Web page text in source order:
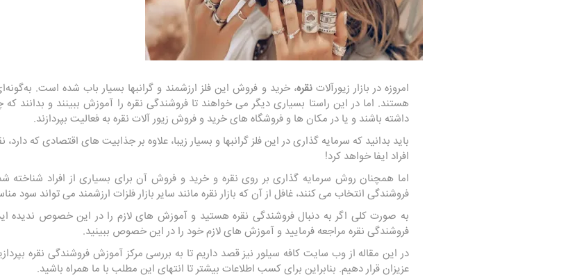
امروزه در بازار زیورآلاتنقره، خرید و فروش این فلز ارزشمند و گرانبها بسیار باب شده است.
هستند. اما در این راستا بسیاری دیگر می خواهند تا فروشندگی نقره را آموزش ببینند و بدانند که
داشته باشند و یا در مکان ها و فروشگاه های خرید و فروش زیور آلات نقره به فعالیت بپردازند.
باید بدانید که سرمایه گذاری در این فلز گرانبها و بسیار زیبا، علاوه بر جذابیت‌ های اقتصادی که
افراد ایفا خواهد کرد!
اما همچنان روش سرمایه گذاری بر روی نقره و خرید و فروش آن برای بسیاری از افراد شناخته
فروشندگی انتخاب می کنند، غافل از آن که بازار نقره مانند سایر بازار فلزات ارزشمند می تواند سود
به صورت کلی اگر به دنبال فروشندگی نقره هستید و آموزش های لازم را در این خصوص ندیده
فروشندگی نقره مراجعه فرمایید و آموزش های لازم خود را در این خصوص ببینید.
در این مقاله از وب سایت کافه سیلور نیز قصد داریم تا به بررسی مرکز آموزش فروشندگی نقره
عزیزان قرار دهیم. بنابراین برای کسب اطلاعات بیشتر تا انتهای این مطلب با ما همراه باشید.